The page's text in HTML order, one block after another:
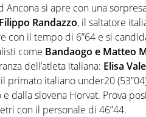
Ancona si apre con una
Filippo Randazzo, il saltatore
con il tempo di 6”64 e si
come Bandaogo e Matteo
dell’atleta italiana: Elisa
primato italiano under20
dalla slovena Horvat. Prova
con il personale di 46”44.